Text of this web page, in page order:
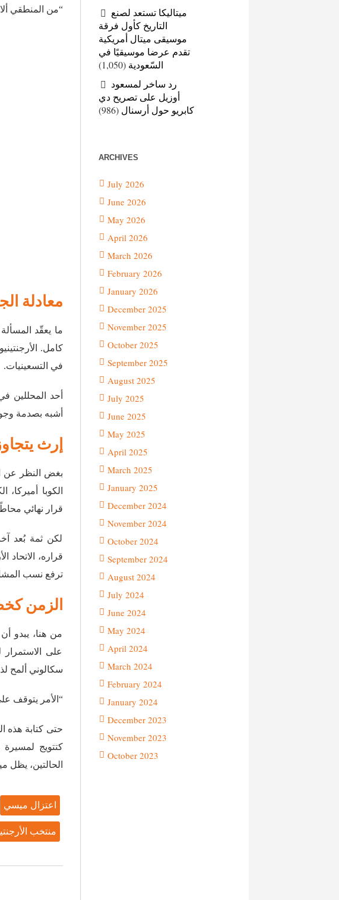
“من المنطقي
معادلة
ما يعقّد
كامل.
في التسعينيات.
أحد المحللين
أشبه بصدمة
إرث
بغض النظر عن
قرار نهائي
لكن ثمة بُعد
ترفع نسب
الزمن
من هنا، يبدو
على
سكالوني ألمح
“الأمر يتوقف
حتى كتابة هذه
كتتويج لمسيرة
الحالتين، يظل
اعتزال ميسي
منتخب
ميتاليكا تستعد لصنع
التاريخ كأول فرقة
موسيقى ميتال أمريكية
تقدم عرضا موسيقيًا في
السّعودية (1,050)
رد ساخر لمسعود
أوزيل على تصريح دي
كابريو حول أرسنال (986)
ARCHIVES
July 2026
June 2026
May 2026
April 2026
March 2026
February 2026
January 2026
December 2025
November 2025
October 2025
September 2025
August 2025
July 2025
June 2025
May 2025
April 2025
March 2025
January 2025
December 2024
November 2024
October 2024
September 2024
August 2024
July 2024
June 2024
May 2024
April 2024
March 2024
February 2024
January 2024
December 2023
November 2023
October 2023